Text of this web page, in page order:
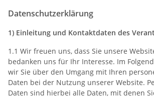
Datenschutzerklärung
1) Einleitung und Kontaktdaten des
1.1 Wir freuen uns, dass Sie unsere
bedanken uns für Ihr Interesse. Im
wir Sie über den Umgang mit Ihren
Daten bei der Nutzung unserer Website.
Daten sind hierbei alle Daten, mit denen